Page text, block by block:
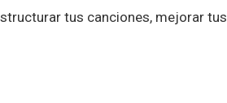
tus canciones, mejorar tus